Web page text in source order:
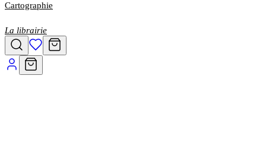
Cartographie
La librairie